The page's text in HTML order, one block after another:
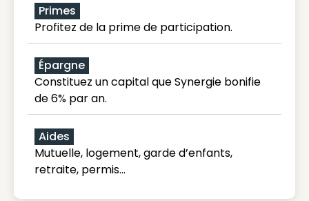
Primes
Profitez de la prime de participation.
Épargne
Constituez un capital que Synergie bonifie
de 6% par an.
Aides
Mutuelle, logement, garde d’enfants,
retraite, permis…